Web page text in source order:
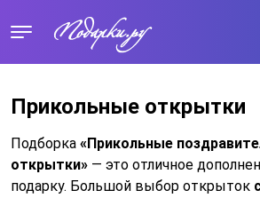
Прикольные открытки
Подборка «Прикольные
открытки» — это отличное
подарку. Большой выбор открыток